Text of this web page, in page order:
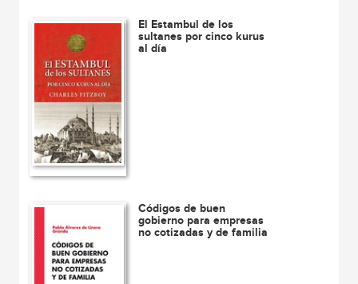
El Estambul de los
sultanes por cinco kurus
al día
Códigos de buen
gobierno para empresas
no cotizadas y de familia